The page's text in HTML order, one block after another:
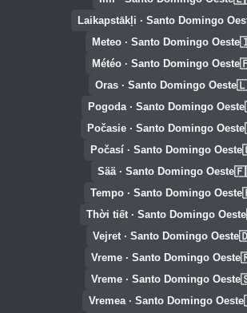
Laikapstākļi · Santo Domingo
Meteo · Santo Domingo Oeste
Météo · Santo Domingo Oeste
Oras · Santo Domingo Oeste
Pogoda · Santo Domingo Oeste
Počasie · Santo Domingo Oeste
Počasí · Santo Domingo Oeste
Sää · Santo Domingo Oeste
Tempo · Santo Domingo Oeste
Thời tiết · Santo Domingo Oeste
Vejret · Santo Domingo Oeste
Vreme · Santo Domingo Oeste
Vreme · Santo Domingo Oeste
Vremea · Santo Domingo Oeste